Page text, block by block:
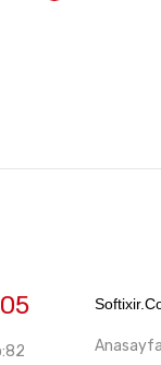
Anasayfa